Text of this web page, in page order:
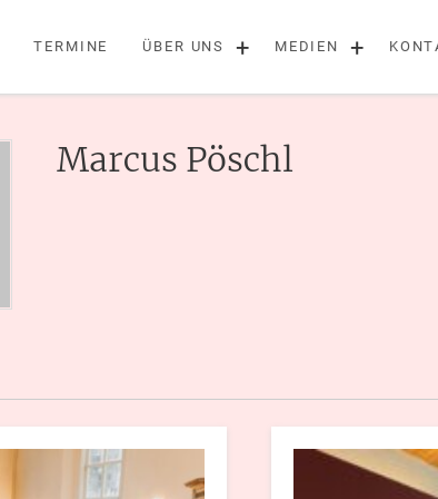
TERMINE ÜBER UNS + MEDIEN +
Marcus Pöschl